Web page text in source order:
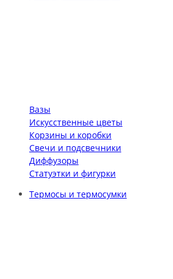
Вазы
Искусственные цветы
Корзины и коробки
Свечи и подсвечники
Диффузоры
Статуэтки и фигурки
Термосы и термосумки